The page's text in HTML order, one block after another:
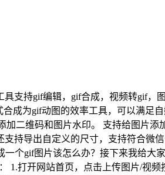
支持gif编辑，gif合成，视频转gif，
成为gif动图的效率工具，可以满足
二维码和图片水印。 支持给图片
持导出自定义的尺寸，支持符合微
个gif图片该怎么办？接下来我给大
1.打开网站首页，点击上传图片/视